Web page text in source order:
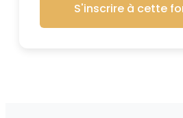
S'inscrire à cette